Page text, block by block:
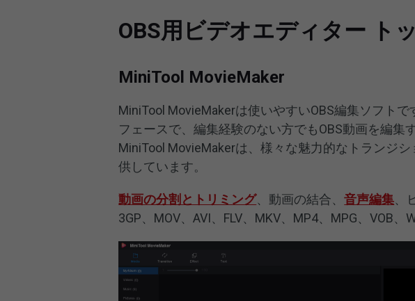
OBS用ビデオエディター ト
MiniTool MovieMaker
MiniTool MovieMakerは使いやすいOBS編集ソフト
フェースで、編集経験のない方でもOBS動画を編集
MiniTool MovieMakerは、様々な魅力的なトランジ
供しています。
動画の分割とトリミング、動画の結合、音声編集
3GP、MOV、AVI、FLV、MKV、MP4、MPG、VOB、